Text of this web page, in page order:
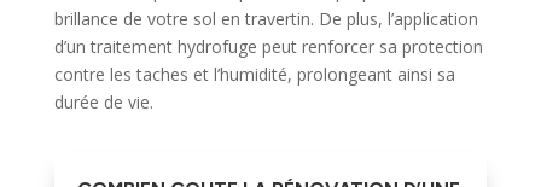
brillance de votre sol en travertin. De plus, l’application
d’un traitement hydrofuge peut renforcer sa protection
contre les taches et l’humidité, prolongeant ainsi sa
durée de vie.